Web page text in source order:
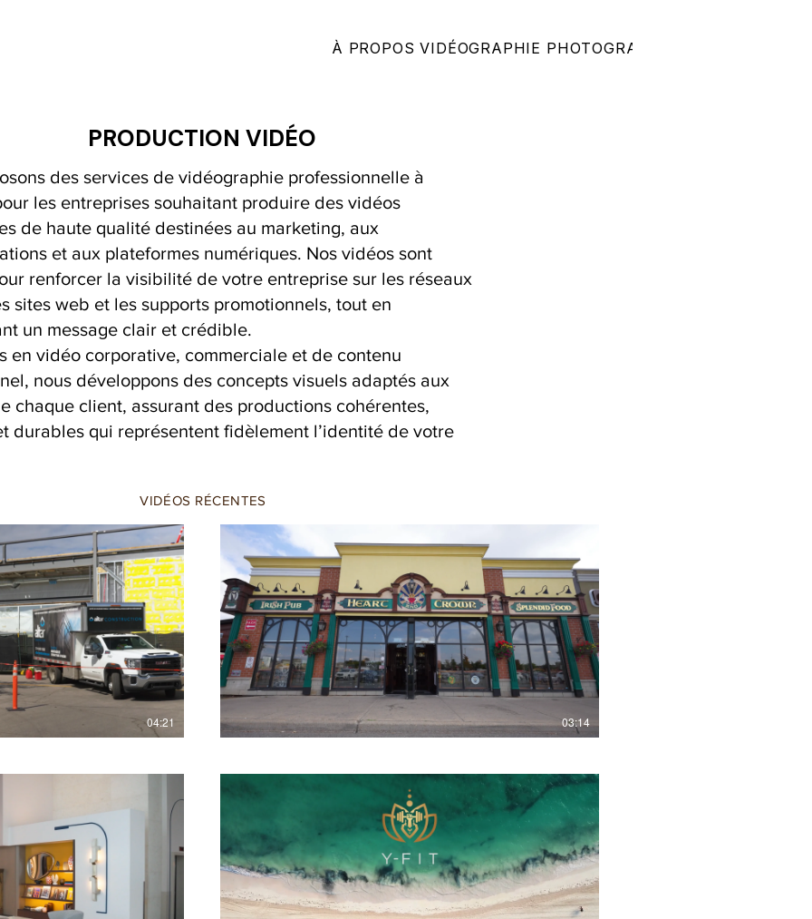
À PROPOS VIDÉOGRAPHIE PHOTOGRAPHIE
PRODUCTION VIDÉO
des services de vidéographie professionnelle à
les entreprises souhaitant produire des vidéos
de haute qualité destinées au marketing, aux
et aux plateformes numériques. Nos vidéos sont
renforcer la visibilité de votre entreprise sur les réseaux
sites web et les supports promotionnels, tout en
un message clair et crédible.
en vidéo corporative, commerciale et de contenu
nous développons des concepts visuels adaptés aux
chaque client, assurant des productions cohérentes,
durables qui représentent fidèlement l’identité de votre
Video
04:21
Play Video
03:14
Video Play Video
VIDÉOS RÉCENTES